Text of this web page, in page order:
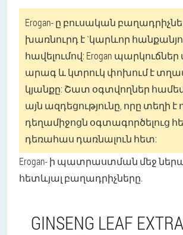
Erogan- ը բուսական
խառնուրդ է `կարևոր
հավելումով: Erogan պարկուճներ
արագ և կտրուկ փոխում է
կյանքը: Շատ օգտվողներ
այն ազդեցությունը, որը տեղի է
դեղամիջոցն օգտագործելուց
դեռահաս դառնալուն հետ:
Erogan- ի պատրաստման մեջ
հետևյալ բաղադրիչները.
GINSENG LEAF